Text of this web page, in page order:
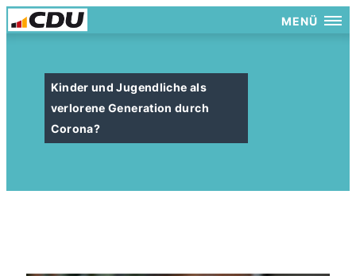
MENÜ
Kinder und Jugendliche als
verlorene Generation durch
Corona?